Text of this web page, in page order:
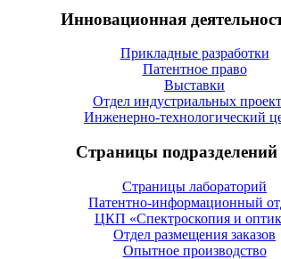
Инновационная
Прикладные разработки
Патентное право
Выставки
Отдел индустриальных
Инженерно-технологический
Страницы подразделений
Страницы лабораторий
Патентно-информационный
ЦКП «Спектроскопия и
Отдел размещения заказов
Опытное производство